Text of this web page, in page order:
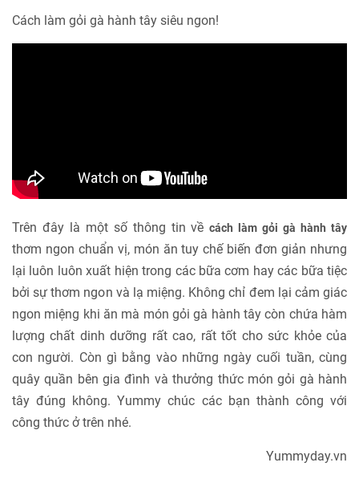
Cách làm gỏi gà hành tây siêu ngon!
Trên đây là một số thông tin vềcách làm gỏi gà hành tây
thơm ngon chuẩn vị, món ăn tuy chế biến đơn giản nhưng
lại luôn luôn xuất hiện trong các bữa cơm hay các bữa tiệc
bởi sự thơm ngon và lạ miệng. Không chỉ đem lại cảm giác
ngon miệng khi ăn mà món gỏi gà hành tây còn chứa hàm
lượng chất dinh dưỡng rất cao, rất tốt cho sức khỏe của
con người. Còn gì bằng vào những ngày cuối tuần, cùng
quây quần bên gia đình và thưởng thức món gỏi gà hành
tây đúng không. Yummy chúc các bạn thành công với
công thức ở trên nhé.
Yummyday.vn